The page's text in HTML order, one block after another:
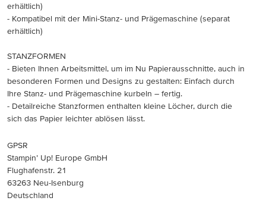
erhältlich)
- Kompatibel mit der Mini-Stanz- und Prägemaschine (separat
erhältlich)
STANZFORMEN
- Bieten Ihnen Arbeitsmittel, um im Nu Papierausschnitte, auch in
besonderen Formen und Designs zu gestalten: Einfach durch
Ihre Stanz- und Prägemaschine kurbeln – fertig.
- Detailreiche Stanzformen enthalten kleine Löcher, durch die
sich das Papier leichter ablösen lässt.
GPSR
Stampin’ Up! Europe GmbH
Flughafenstr. 21
63263 Neu-Isenburg
Deutschland